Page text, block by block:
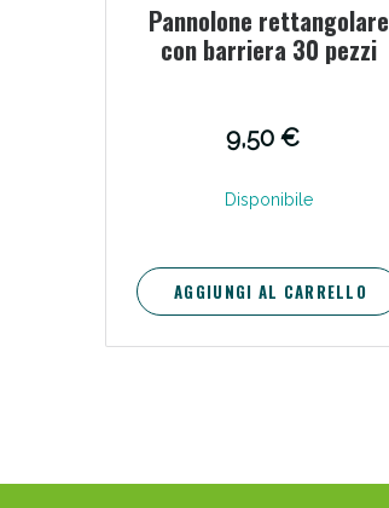
Pannolone rettangolare
con barriera 30 pezzi
9,50 €
Disponibile
AGGIUNGI AL CARRELLO